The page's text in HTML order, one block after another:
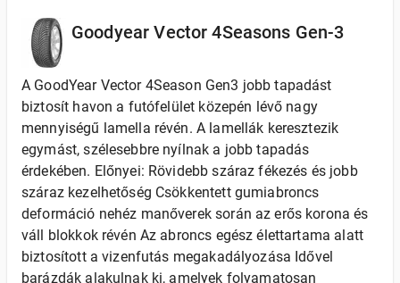
Goodyear Vector 4Seasons Gen-3
A GoodYear Vector 4Season Gen3 jobb tapadást
biztosít havon a futófelület közepén lévő nagy
mennyiségű lamella révén. A lamellák keresztezik
egymást, szélesebbre nyílnak a jobb tapadás
érdekében. Előnyei: Rövidebb száraz fékezés és jobb
száraz kezelhetőség Csökkentett gumiabroncs
deformáció nehéz manőverek során az erős korona és
váll blokkok révén Az abroncs egész élettartama alatt
biztosított a vizenfutás megakadályozása Idővel
barázdák alakulnak ki, amelyek folyamatosan